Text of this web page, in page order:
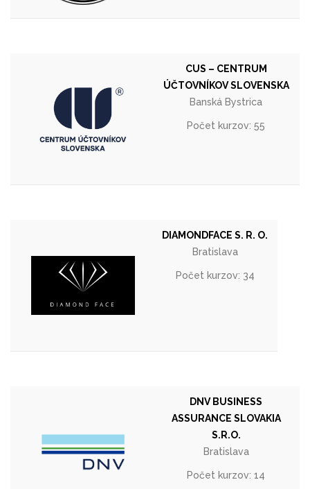
CUS – CENTRUM
ÚČTOVNÍKOV SLOVENSKA
Banská Bystrica
Počet kurzov: 55
DIAMONDFACE S. R. O.
Bratislava
Počet kurzov: 34
DNV BUSINESS
ASSURANCE SLOVAKIA
S.R.O.
Bratislava
Počet kurzov: 14